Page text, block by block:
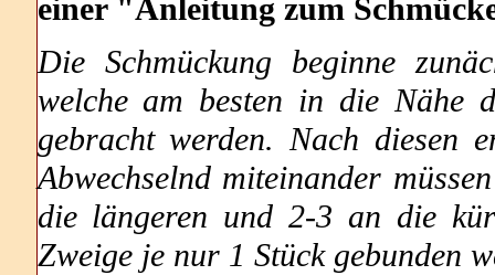
einer "Anleitung zum
Die Schmückung beginne
welche am besten in die Nähe
gebracht werden. Nach diesen
Abwechselnd miteinander
die längeren und 2-3 an die
Zweige je nur 1 Stück gebunden